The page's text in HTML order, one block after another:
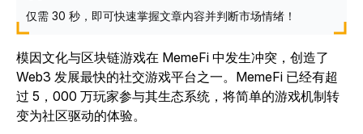
仅需 30 秒，即可快速掌握文章内容并判断市场情绪！
模因文化与区块链游戏在 MemeFi 中发生冲突，创造了
Web3 发展最快的社交游戏平台之一。 MemeFi 已经有超
过 5，000 万玩家参与其生态系统，将简单的游戏机制转
变为社区驱动的体验。